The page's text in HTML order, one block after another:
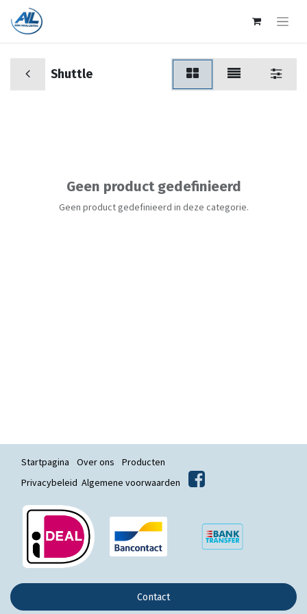
Shuttle
Geen product gedefinieerd
Geen product gedefinieerd in deze categorie.
Startpagina Over ons
Producten
Privacybeleid Algemene voorwaarden
Contact